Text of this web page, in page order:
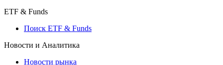
ETF & Funds
Поиск ETF & Funds
Новости и Аналитика
Новости рынка